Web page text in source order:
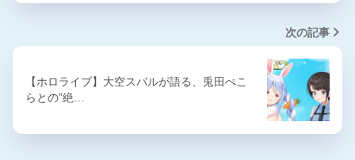
次の記事
【ホロライブ】大空スバルが語る、兎田ぺこ
らとの”絶…